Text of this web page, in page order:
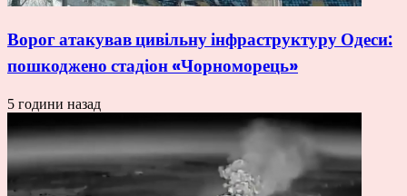
Ворог атакував цивільну інфраструктуру Одеси:
пошкоджено стадіон «Чорноморець»
5 години назад